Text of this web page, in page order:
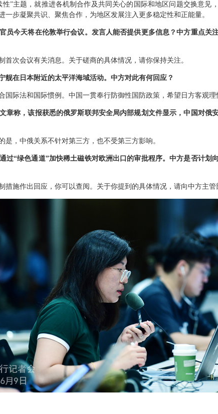
”主题，就推进各机制合作及共同关心的国际和地区问题交换意见
步凝聚共识、聚焦合作，为地区发展注入更多稳定性和正能量。
员今天将在伦敦举行会议。发言人能否提供更多信息？中方重点关
次会议有关消息。关于磋商的具体情况，请你保持关注。
舰在日本附近的太平洋海域活动。中方对此有何回应？
国际法和国际惯例。中国一贯奉行防御性国防政策，希望日方客观理
章称，该报获悉的俄罗斯联邦安全局内部规划文件显示，中国对俄
，中俄关系不针对第三方，也不受第三方影响。
过“绿色通道”加快稀土磁铁对欧洲出口的审批程序。中方是否计划
措施作出回应，你可以查阅。关于你提到的具体情况，请向中方主管